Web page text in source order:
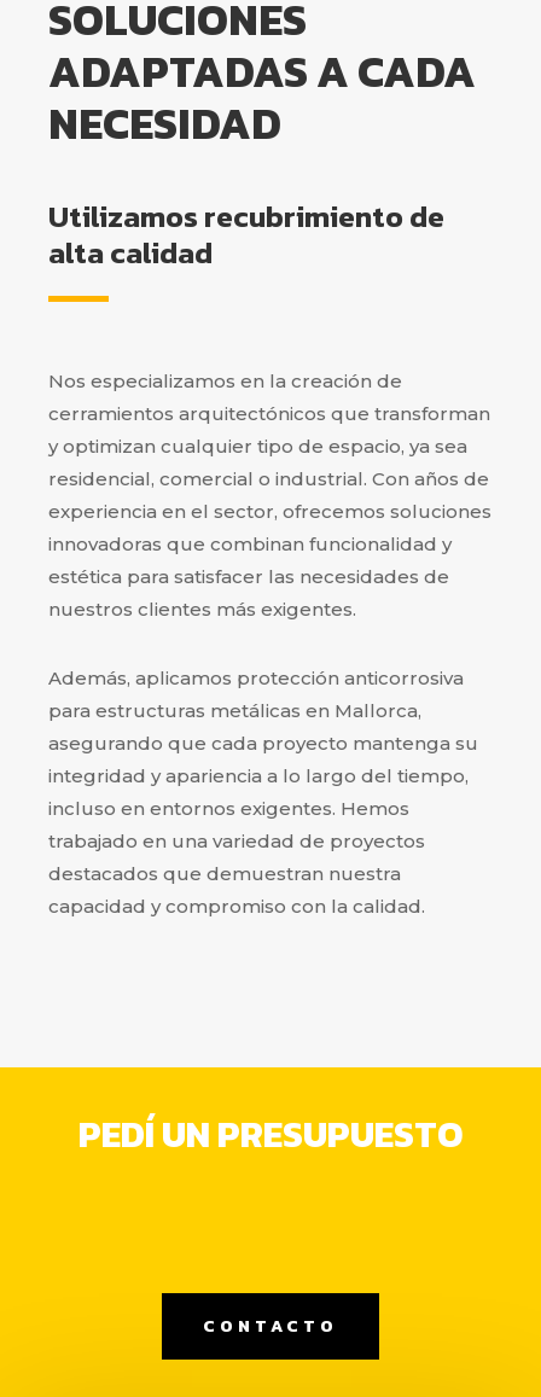
SOLUCIONES
ADAPTADAS A CADA
NECESIDAD
Utilizamos recubrimiento de
alta calidad
Nos especializamos en la creación de
cerramientos arquitectónicos que transforman
y optimizan cualquier tipo de espacio, ya sea
residencial, comercial o industrial. Con años de
experiencia en el sector, ofrecemos soluciones
innovadoras que combinan funcionalidad y
estética para satisfacer las necesidades de
nuestros clientes más exigentes.
Además, aplicamos protección anticorrosiva
para estructuras metálicas en Mallorca,
asegurando que cada proyecto mantenga su
integridad y apariencia a lo largo del tiempo,
incluso en entornos exigentes. Hemos
trabajado en una variedad de proyectos
destacados que demuestran nuestra
capacidad y compromiso con la calidad.
PEDÍ UN PRESUPUESTO
CONTACTO